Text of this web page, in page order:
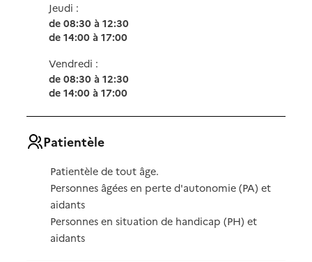
Jeudi :
de 08:30 à 12:30
de 14:00 à 17:00
Vendredi :
de 08:30 à 12:30
de 14:00 à 17:00
Patientèle
Patientèle de tout âge.
Personnes âgées en perte d'autonomie (PA) et
aidants
Personnes en situation de handicap (PH) et
aidants